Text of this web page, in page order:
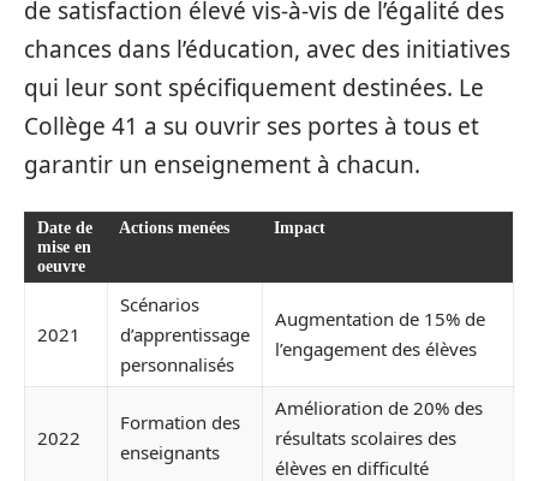
de satisfaction élevé vis-à-vis de l’égalité des
chances dans l’éducation, avec des initiatives
qui leur sont spécifiquement destinées. Le
Collège 41 a su ouvrir ses portes à tous et
garantir un enseignement à chacun.
Date de
mise en
oeuvre
Actions menées Impact
2021
Scénarios
d’apprentissage
personnalisés
Augmentation de 15% de
l’engagement des élèves
2022
Formation des
enseignants
Amélioration de 20% des
résultats scolaires des
élèves en difficulté